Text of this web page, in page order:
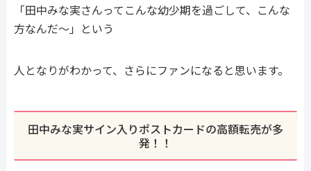
「田中みな実さんってこんな幼少期を過ごして、こんな
方なんだ～」という
人となりがわかって、さらにファンになると思います。
田中みな実サイン入りポストカードの高額転売が多
発！！